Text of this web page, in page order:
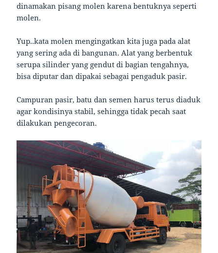
dinamakan pisang molen karena bentuknya seperti
molen.
Yup..kata molen mengingatkan kita juga pada alat
yang sering ada di bangunan. Alat yang berbentuk
serupa silinder yang gendut di bagian tengahnya,
bisa diputar dan dipakai sebagai pengaduk pasir.
Campuran pasir, batu dan semen harus terus diaduk
agar kondisinya stabil, sehingga tidak pecah saat
dilakukan pengecoran.